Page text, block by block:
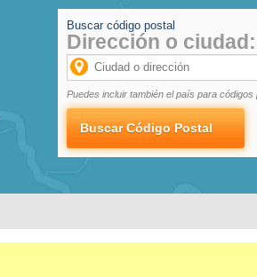
Buscar código postal
Dirección o ciudad:
Puedes incluir también el país para códigos